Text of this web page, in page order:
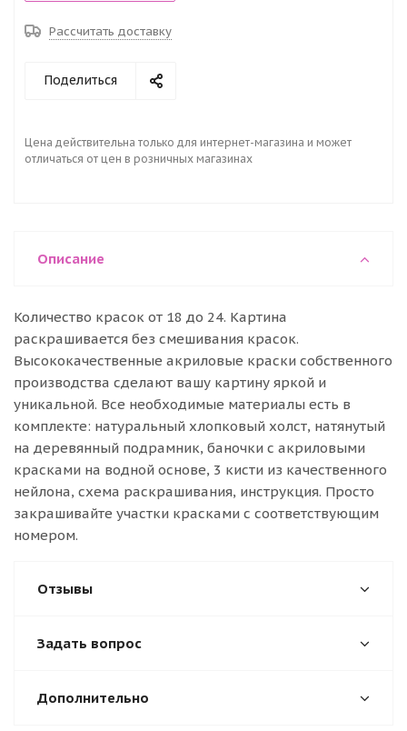
Рассчитать доставку
Поделиться
Цена действительна только для интернет-магазина и может
отличаться от цен в розничных магазинах
Описание
Количество красок от 18 до 24. Картина
раскрашивается без смешивания красок.
Высококачественные акриловые краски собственного
производства сделают вашу картину яркой и
уникальной. Все необходимые материалы есть в
комплекте: натуральный хлопковый холст, натянутый
на деревянный подрамник, баночки с акриловыми
красками на водной основе, 3 кисти из качественного
нейлона, схема раскрашивания, инструкция. Просто
закрашивайте участки красками с соответствующим
номером.
Отзывы
Задать вопрос
Дополнительно